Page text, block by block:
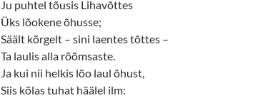
Ju puhtel tõusis Lihavõttes
Üks lõokene õhusse;
Säält kõrgelt – sini laentes tõttes ­–
Ta laulis alla rõõmsaste.
Ja kui nii helkis lõo laul õhust,
Siis kõlas tuhat häälel ilm: